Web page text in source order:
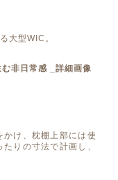
大型WIC。
け、枕棚上部には使
りの寸法で計画し、